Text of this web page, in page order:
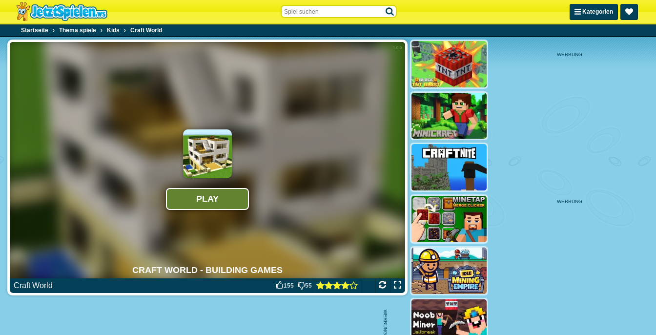
Kategorien
Startseite › Thema spiele › Kids › Craft World
Craft World 155 55